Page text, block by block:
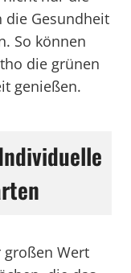
die Gesundheit
So können
die grünen
genießen.
großen Wert